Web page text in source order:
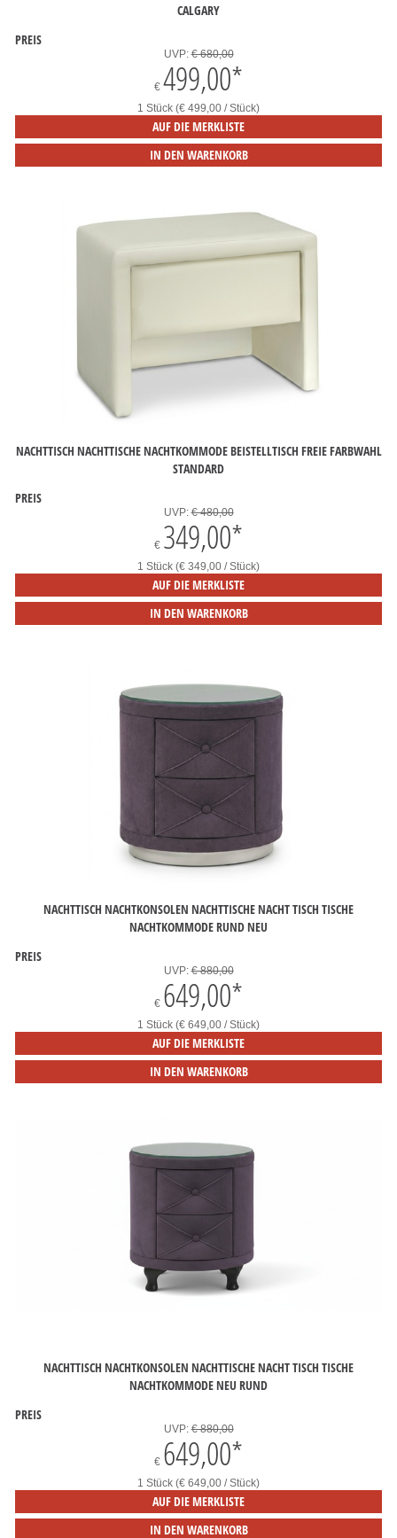
CALGARY
PREIS
UVP:€ 680,00
€ 499,00*
1 Stück (€ 499,00 / Stück)
AUF DIE MERKLISTE
IN DEN WARENKORB
NACHTTISCH NACHTTISCHE NACHTKOMMODE BEISTELLTISCH FREIE FARBWAHL
STANDARD
PREIS
UVP:€ 480,00
€ 349,00*
1 Stück (€ 349,00 / Stück)
AUF DIE MERKLISTE
IN DEN WARENKORB
NACHTTISCH NACHTKONSOLEN NACHTTISCHE NACHT TISCH TISCHE
NACHTKOMMODE RUND NEU
PREIS
UVP:€ 880,00
€ 649,00*
1 Stück (€ 649,00 / Stück)
AUF DIE MERKLISTE
IN DEN WARENKORB
NACHTTISCH NACHTKONSOLEN NACHTTISCHE NACHT TISCH TISCHE
NACHTKOMMODE NEU RUND
PREIS
UVP:€ 880,00
€ 649,00*
1 Stück (€ 649,00 / Stück)
AUF DIE MERKLISTE
IN DEN WARENKORB